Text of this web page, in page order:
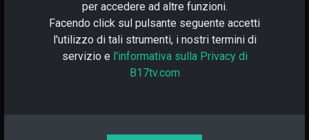
per accedere ad altre funzioni.
Facendo click sul pulsante seguente accetti
l'utilizzo di tali strumenti, i nostri termini di
servizio e l'informativa sulla Privacy di
B17tv.com
un metodo di governo ma un motore che si mette in moto
per abbattere un governo e per far nascere un nuovo
governo dalle ceneri di quello precedente.
L'Anarchia, nella mia convinzione, è quindi semplicemente un
comuni stufe di essere governate in modo ritenuto ingiusto,